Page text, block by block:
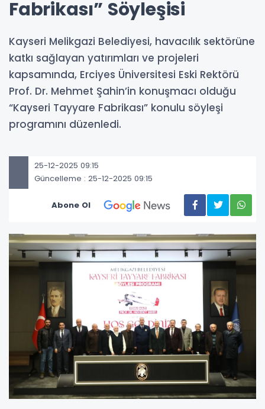
Fabrikası” Söyleşisi
Kayseri Melikgazi Belediyesi, havacılık sektörüne
katkı sağlayan yatırımları ve projeleri
kapsamında, Erciyes Üniversitesi Eski Rektörü
Prof. Dr. Mehmet Şahin’in konuşmacı olduğu
“Kayseri Tayyare Fabrikası” konulu söyleşi
programını düzenledi.
25-12-2025 09:15
Güncelleme : 25-12-2025 09:15
Abone Ol